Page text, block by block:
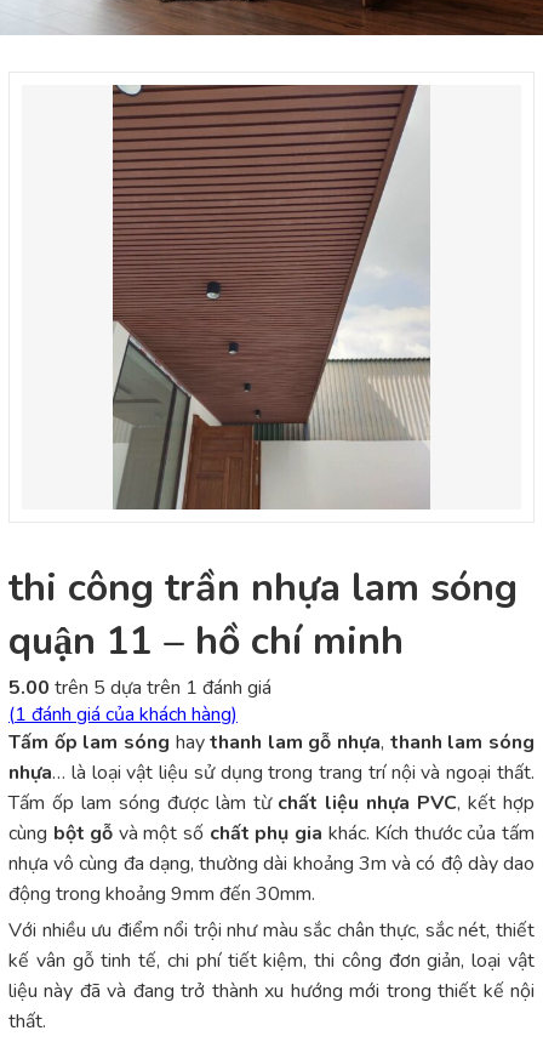
thi công trần nhựa lam sóng
quận 11 – hồ chí minh
5.00 trên 5 dựa trên 1 đánh giá
(1 đánh giá của khách hàng)
Tấm ốp lam sóng haythanh lam gỗ nhựa, thanh lam sóng
nhựa… là loại vật liệu sử dụng trong trang trí nội và ngoại thất.
Tấm ốp lam sóng được làm từ chất liệu nhựa PVC, kết hợp
cùng bột gỗ và một số chất phụ gia khác. Kích thước của tấm
nhựa vô cùng đa dạng, thường dài khoảng 3m và có độ dày dao
động trong khoảng 9mm đến 30mm.
Với nhiều ưu điểm nổi trội như màu sắc chân thực, sắc nét, thiết
kế vân gỗ tinh tế, chi phí tiết kiệm, thi công đơn giản, loại vật
liệu này đã và đang trở thành xu hướng mới trong thiết kế nội
thất.